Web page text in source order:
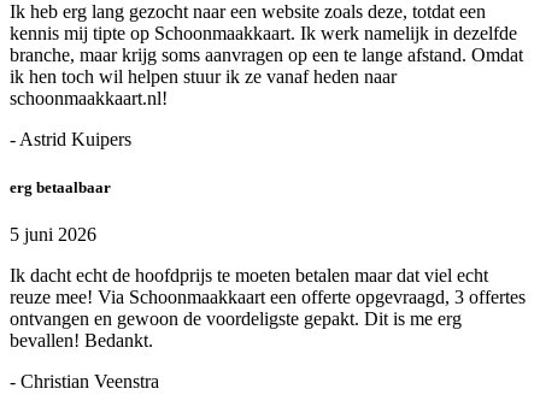
Ik heb erg lang gezocht naar een website zoals deze, totdat een
kennis mij tipte op Schoonmaakkaart. Ik werk namelijk in dezelfde
branche, maar krijg soms aanvragen op een te lange afstand. Omdat
ik hen toch wil helpen stuur ik ze vanaf heden naar
schoonmaakkaart.nl!
- Astrid Kuipers
erg betaalbaar
5 juni 2026
Ik dacht echt de hoofdprijs te moeten betalen maar dat viel echt
reuze mee! Via Schoonmaakkaart een offerte opgevraagd, 3 offertes
ontvangen en gewoon de voordeligste gepakt. Dit is me erg
bevallen! Bedankt.
- Christian Veenstra